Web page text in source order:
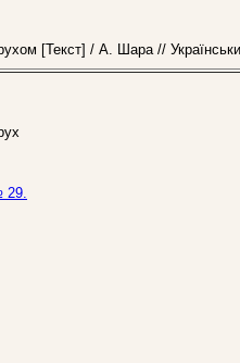
рухом [Текст] / А. Шара //
29.